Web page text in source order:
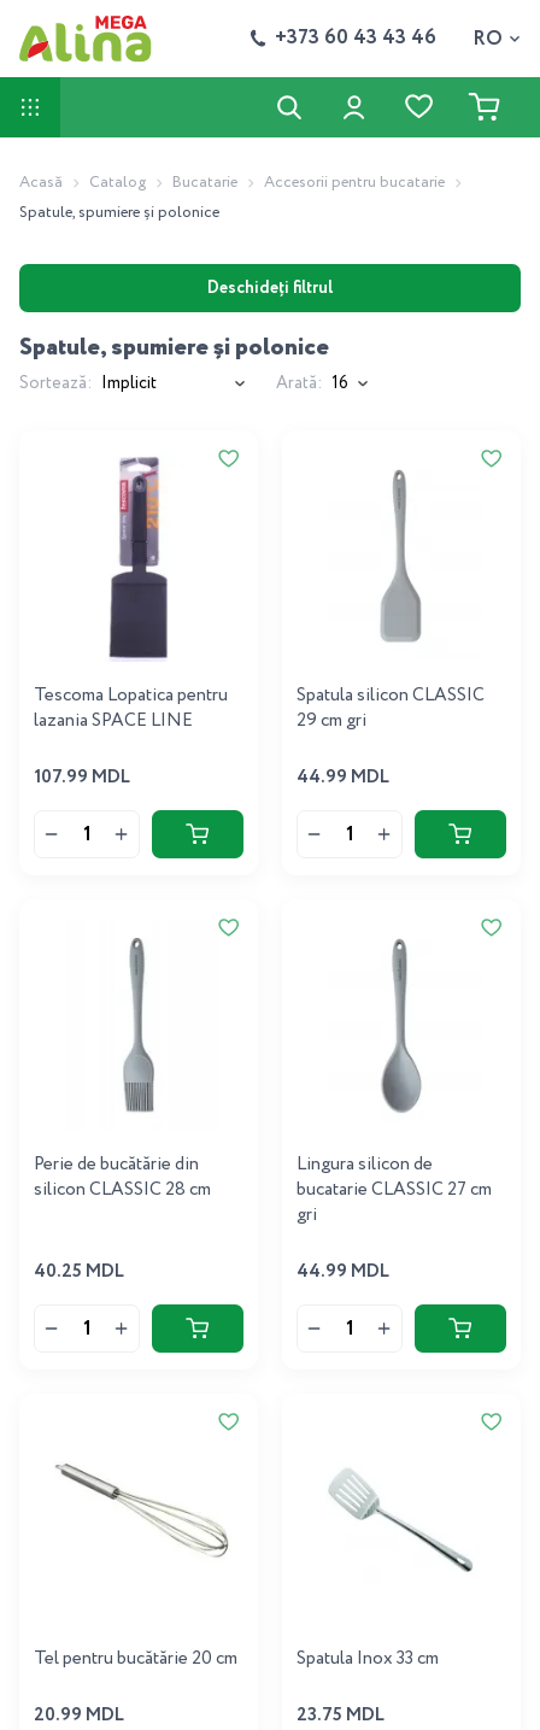
+373 60 43 43 46 RO
Acasă Catalog Bucatarie
Accesorii pentru bucatarie
Spatule, spumiere și polonice
Deschideți filtrul
Spatule, spumiere și polonice
Sortează: Arată:
Tescoma Lopatica pentru
lazania SPACE LINE
107.99 MDL
Spatula silicon CLASSIC
29 cm gri
44.99 MDL
Perie de bucătărie din
silicon CLASSIC 28 cm
40.25 MDL
Lingura silicon de
bucatarie CLASSIC 27 cm
gri
44.99 MDL
Tel pentru bucătărie 20 cm
20.99 MDL
Spatula Inox 33 cm
23.75 MDL